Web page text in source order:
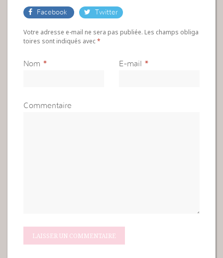
Facebook Twitter
Votre adresse e-mail ne sera pas publiée. Les champs obliga
toires sont indiqués avec*
Nom * E-mail *
Commentaire